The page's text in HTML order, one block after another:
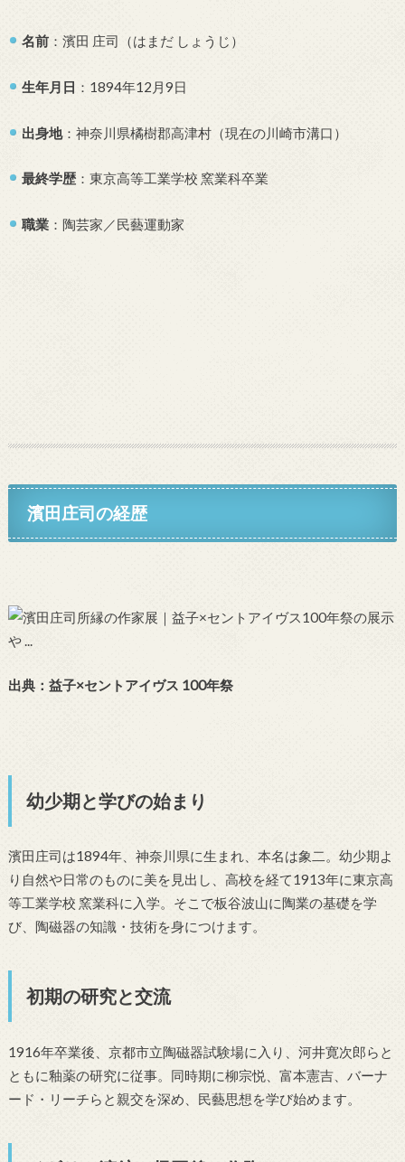
名前 ：濱田 庄司（はまだ しょうじ）
生年月日 ：1894年12月9日
出身地：神奈川県橘樹郡高津村（現在の川崎市溝口）
最終学歴 ：東京高等工業学校 窯業科卒業
職業 ：陶芸家／民藝運動家
濱田庄司の経歴
出典：益子×セントアイヴス 100年祭
幼少期と学びの始まり
濱田庄司は1894年、神奈川県に生まれ、本名は象二。幼少期よ
り自然や日常のものに美を見出し、高校を経て1913年に東京高
等工業学校 窯業科に入学。そこで板谷波山に陶業の基礎を学
び、陶磁器の知識・技術を身につけます。
初期の研究と交流
1916年卒業後、京都市立陶磁器試験場に入り、河井寛次郎らと
ともに釉薬の研究に従事。同時期に柳宗悦、富本憲吉、バーナ
ード・リーチらと親交を深め、民藝思想を学び始めます。